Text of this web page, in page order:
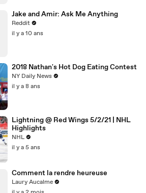
Jake and Amir: Ask Me Anything
Reddit
il y a 10 ans
2018 Nathan's Hot Dog Eating Contest
NY Daily News
il y a 8 ans
Lightning @ Red Wings 5/2/21 | NHL
Highlights
NHL
il y a 5 ans
Comment la rendre heureuse
Laury Aucalme